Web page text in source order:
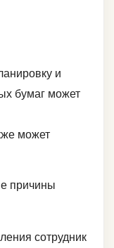
и
бумаг может
может
причины
сотрудник